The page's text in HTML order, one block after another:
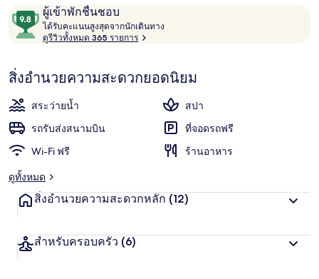
รีวิว ผู้เข้าพักชื่นชอบ
9.8
จาก
10,
เข้า
ชอบ
ได้รับคะแนนสูงสุดจากนักเดินทาง
ค
แ
น
น
ง
จ
า
ดูรีวิวทั้งหมด 365 รายการ
สิ่งอำนวยความสะดวกยอดนิยม
สระว่ายน้ำ
สปา
รถรับส่งสนามบิน
ที่จอดรถฟรี
Wi-Fi ฟรี
ร้านอาหาร
ดูทั้งหมด
สิ่งอำนวยความสะดวกหลัก (12)
สำหรับครอบครัว (6)